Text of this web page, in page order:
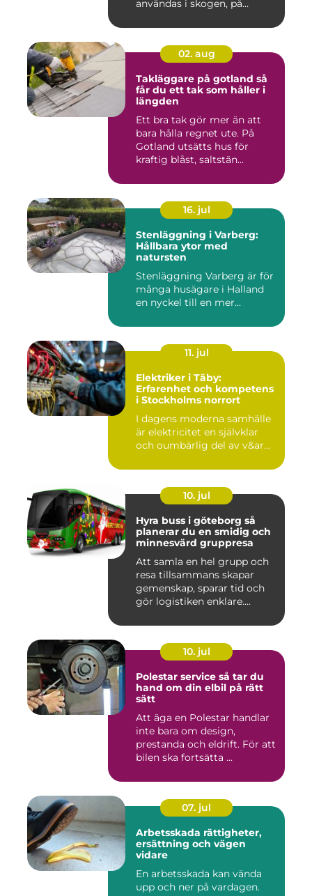
användas i skogen, på
02. aug
Takläggare på gotland så
får du ett tak som håller i
längden
Ett bra tak gör mer än att
bara hålla regnet ute. På
Gotland utsätts hus för
kraftig blåst, saltstän...
16. jul
Stenläggning i Varberg:
Hållbara ytor med
natursten
Stenläggning Varberg är för
många husägare i Halland
en nyckel till en mer...
11. jul
Elektriker i Täby:
Erfarenhet och kompetens
i Stockholms norrort
I dagens moderna samhälle
är elektricitet en självklar
och oumbärlig del av v&ar...
10. jul
Hyra buss i göteborg så
planerar du en smidig och
minnesvärd gruppresa
Att samla en hel grupp och
resa tillsammans skapar
gemenskap, sparar tid och
gör logistiken enklare....
10. jul
Polestar service så tar du
hand om din elbil på rätt
sätt
Att äga en Polestar handlar
inte bara om design,
prestanda och eldrift. För att
bilen ska fortsätta ...
07. jul
Arbetsskada rättigheter,
ersättning och vägen
vidare
En arbetsskada kan vända
upp och ner på vardagen.